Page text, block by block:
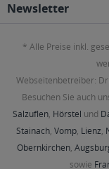
Newsletter
* Alle Preise inkl.
Webseitenbetreiber:
Besuchen Sie auch
Salzuflen, Hörstel und
Stainach, Vomp, Lienz,
Obernkirchen,
sowie